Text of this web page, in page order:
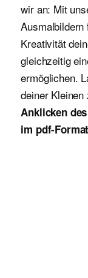
wir an: Mit
Kreativität
gleichzeitig
ermöglichen.
deiner Kleinen
Anklicken
im pdf-